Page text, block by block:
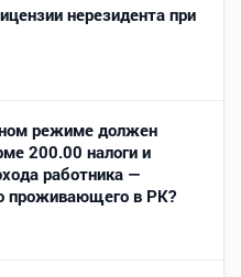
нерезидента при
режиме должен
200.00 налоги и
работника —
проживающего в РК?